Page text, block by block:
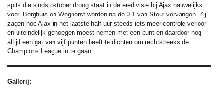
spits die sinds oktober droog staat in de eredivisie bij Ajax nauwelijks
voor. Berghuis en Weghorst werden na de 0-1 van Steur vervangen. Zij
zagen hoe Ajax in het laatste half uur steeds iets meer controle verloor
en uiteindelijk genoegen moest nemen met een punt en daardoor nog
altijd een gat van vijf punten heeft te dichten om rechtstreeks de
Champions League in te gaan.
Gallerij: